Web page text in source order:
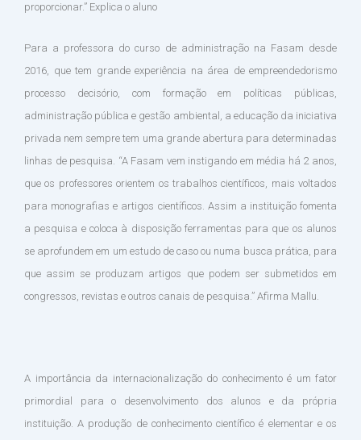
proporcionar.” Explica o aluno
Para a professora do curso de administração na Fasam desde
2016, que tem grande experiência na área de empreendedorismo
processo decisório, com formação em políticas públicas,
administração pública e gestão ambiental, a educação da iniciativa
privada nem sempre tem uma grande abertura para determinadas
linhas de pesquisa. “A Fasam vem instigando em média há 2 anos,
que os professores orientem os trabalhos científicos, mais voltados
para monografias e artigos científicos. Assim a instituição fomenta
a pesquisa e coloca à disposição ferramentas para que os alunos
se aprofundem em um estudo de caso ou numa busca prática, para
que assim se produzam artigos que podem ser submetidos em
congressos, revistas e outros canais de pesquisa.” Afirma Mallu.
A importância da internacionalização do conhecimento é um fator
primordial para o desenvolvimento dos alunos e da própria
instituição. A produção de conhecimento científico é elementar e os